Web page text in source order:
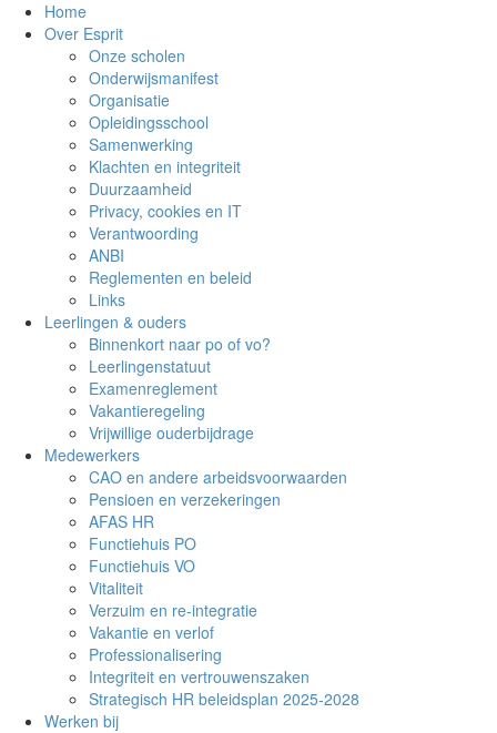
Home
Over Esprit
Onze scholen
Onderwijsmanifest
Organisatie
Opleidingsschool
Samenwerking
Klachten en integriteit
Duurzaamheid
Privacy, cookies en IT
Verantwoording
ANBI
Reglementen en beleid
Links
Leerlingen & ouders
Binnenkort naar po of vo?
Leerlingenstatuut
Examenreglement
Vakantieregeling
Vrijwillige ouderbijdrage
Medewerkers
CAO en andere arbeidsvoorwaarden
Pensioen en verzekeringen
AFAS HR
Functiehuis PO
Functiehuis VO
Vitaliteit
Verzuim en re-integratie
Vakantie en verlof
Professionalisering
Integriteit en vertrouwenszaken
Strategisch HR beleidsplan 2025-2028
Werken bij